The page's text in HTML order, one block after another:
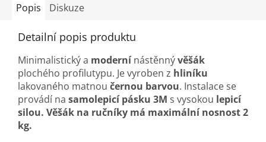
Popis Diskuze
Detailní popis produktu
Minimalistický a modernínástěnnývěšák
plochého profilutypu. Je vyroben z hliníku
lakovaného matnou černou barvou. Instalace se
provádí na samolepicí pásku 3M s vysokou lepicí
silou. Věšák na ručníky má maximální nosnost 2
kg.